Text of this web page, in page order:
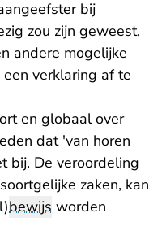
bij
zou zijn geweest,
andere mogelijke
verklaring af te
en globaal over
dat 'van horen
bij. De veroordeling
zaken, kan
bewijs worden